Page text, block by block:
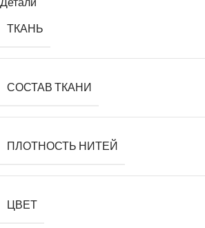
ТКАНЬ
СОСТАВ ТКАНИ
ПЛОТНОСТЬ НИТЕЙ
ЦВЕТ